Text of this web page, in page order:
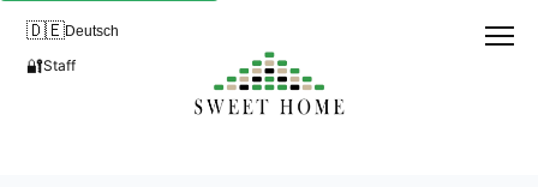
🇩🇪Deutsch
🔐Staff